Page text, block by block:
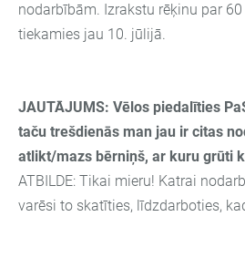
nodarbībām. Izrakstu rēķinu par
tiekamies jau 10. jūlijā.
JAUTĀJUMS: Vēlos piedalīties
taču trešdienās man jau ir citas
atlikt/mazs bērniņš, ar kuru grūti
ATBILDE: Tikai mieru! Katrai
varēsi to skatīties, līdzdarboties,